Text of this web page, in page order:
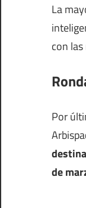
La
con
Por
de